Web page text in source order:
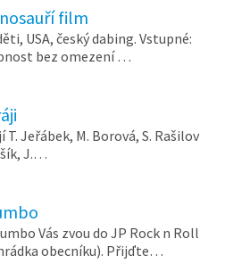
film
USA, český dabing. Vstupné:
bez omezení …
Jeřábek, M. Borová, S. Rašilov
J.…
Vás zvou do JP Rock n Roll
obecníku). Přijďte…